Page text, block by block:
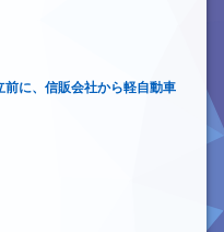
に、信販会社から軽自動車